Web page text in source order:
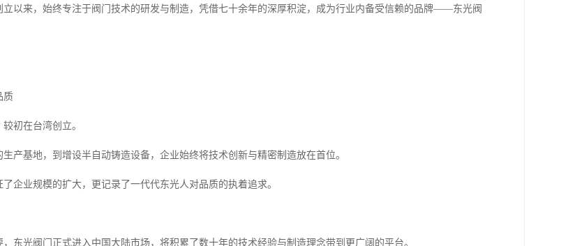
立以来，始终专注于阀门技术的研发与制造，凭借七十余年的深厚积淀，成为行业内备受信赖的品牌——东光阀
质
初在台湾创立。
产基地，到增设半自动铸造设备，企业始终将技术创新与精密制造放在首位。
企业规模的扩大，更记录了一代代东光人对品质的执着追求。
东光阀门正式进入中国大陆市场，将积累了数十年的技术经验与制造理念带到更广阔的平台。